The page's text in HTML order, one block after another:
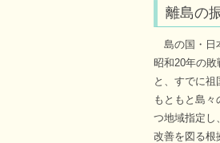
離島の
島の国・日
昭和20年の
と、すでに祖
もともと島
つ地域指定し
改善を図る根